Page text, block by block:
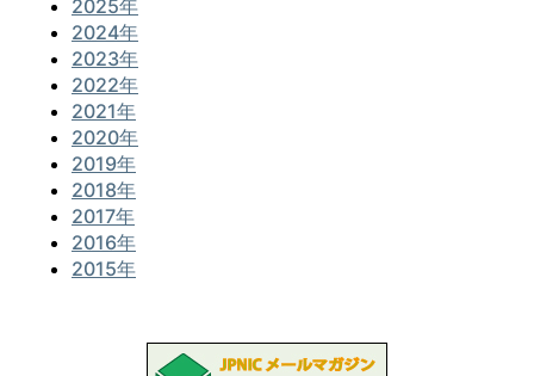
2025年
2024年
2023年
2022年
2021年
2020年
2019年
2018年
2017年
2016年
2015年